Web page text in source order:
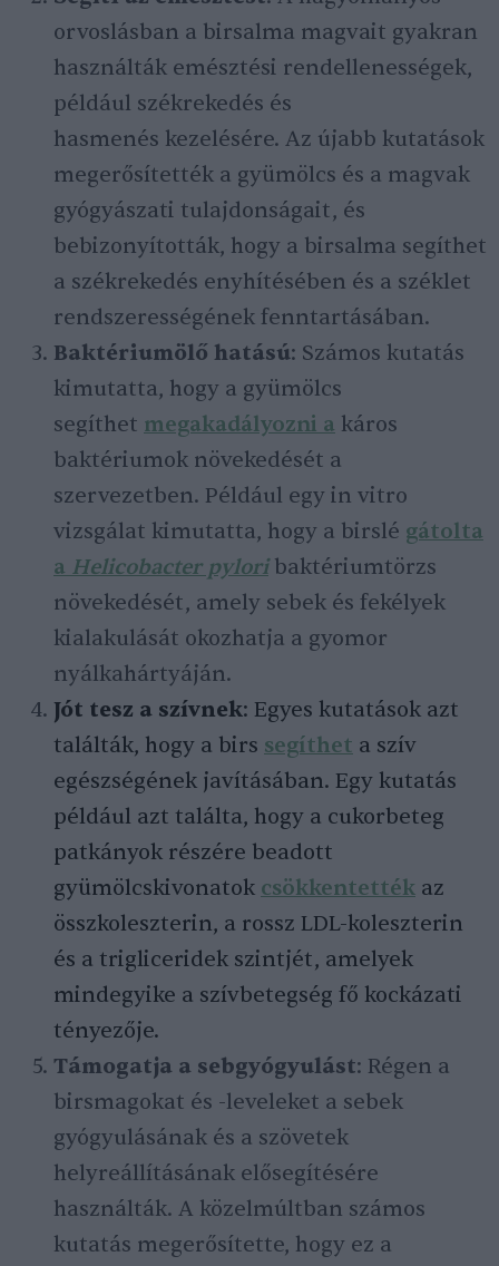
orvoslásban a birsalma magvait gyakran
használták emésztési rendellenességek,
például székrekedés és
hasmenés kezelésére. Az újabb kutatások
megerősítették a gyümölcs és a magvak
gyógyászati ​​tulajdonságait, és
bebizonyították, hogy a birsalma segíthet
a székrekedés enyhítésében és a széklet
rendszerességének fenntartásában.
Baktériumölő hatású: Számos kutatás
kimutatta, hogy a gyümölcs
segíthet megakadályozni a káros
baktériumok növekedését a
szervezetben. Például egy in vitro
vizsgálat kimutatta, hogy a birslé gátolta
a Helicobacter pyloribaktériumtörzs
növekedését, amely sebek és fekélyek
kialakulását okozhatja a gyomor
nyálkahártyáján.
Jót tesz a szívnek: Egyes kutatások azt
találták, hogy a birs segíthet a szív
egészségének javításában. Egy kutatás
például azt találta, hogy a cukorbeteg
patkányok részére beadott
gyümölcskivonatok csökkentették az
összkoleszterin, a rossz LDL-koleszterin
és a trigliceridek szintjét, amelyek
mindegyike a szívbetegség fő kockázati
tényezője.
Támogatja a sebgyógyulást: Régen a
birsmagokat és -leveleket a sebek
gyógyulásának és a szövetek
helyreállításának elősegítésére
használták. A közelmúltban számos
kutatás megerősítette, hogy ez a